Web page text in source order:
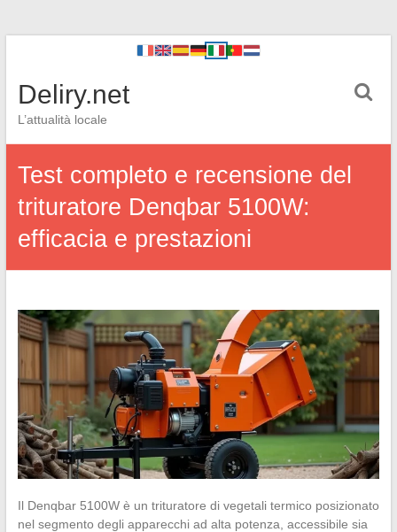
Deliry.net
L’attualità locale
Test completo e recensione del
trituratore Denqbar 5100W:
efficacia e prestazioni
Il Denqbar 5100W è un trituratore di vegetali termico posizionato
nel segmento degli apparecchi ad alta potenza, accessibile sia